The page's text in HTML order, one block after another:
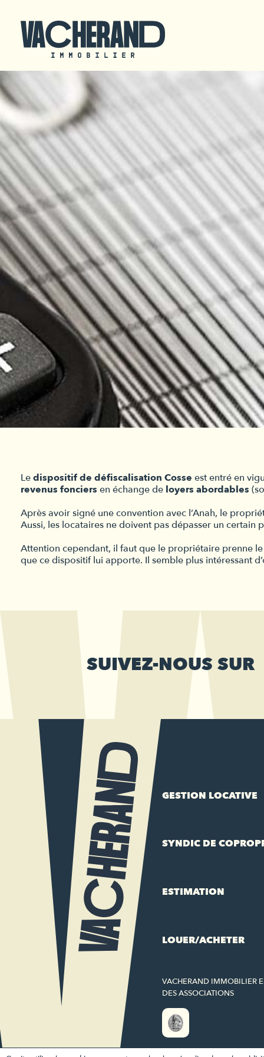
Ledispositif de défiscalisation Cosse est entré en
revenus fonciers en échange de loyers abordables
Après avoir signé une convention avec l’Anah, le
Aussi, les locataires ne doivent pas dépasser un certain
Attention cependant, il faut que le propriétaire prenne
que ce dispositif lui apporte. Il semble plus intéressant
SUIVEZ-NOUS SUR
GESTION LOCATIVE
SYNDIC DE
ESTIMATION
LOUER/ACHETER
VACHERAND IMMOBILIER
DES ASSOCIATIONS